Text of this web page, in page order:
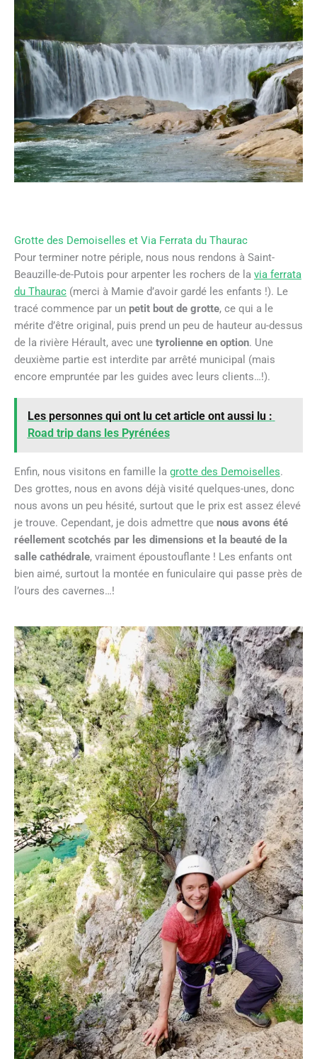
Grotte des Demoiselles et Via Ferrata du Thaurac
Pour terminer notre périple, nous nous rendons à Saint-
Beauzille-de-Putois pour arpenter les rochers de la via ferrata
du Thaurac (merci à Mamie d’avoir gardé les enfants !). Le
tracé commence par un petit bout de grotte, ce qui a le
mérite d’être original, puis prend un peu de hauteur au-dessus
de la rivière Hérault, avec une tyrolienne en option. Une
deuxième partie est interdite par arrêté municipal (mais
encore empruntée par les guides avec leurs clients…!).
Les personnes qui ont lu cet article ont aussi lu :
Road trip dans les Pyrénées
Enfin, nous visitons en famille la grotte des Demoiselles.
Des grottes, nous en avons déjà visité quelques-unes, donc
nous avons un peu hésité, surtout que le prix est assez élevé
je trouve. Cependant, je dois admettre que nous avons été
réellement scotchés par les dimensions et la beauté de la
salle cathédrale, vraiment époustouflante ! Les enfants ont
bien aimé, surtout la montée en funiculaire qui passe près de
l’ours des cavernes…!